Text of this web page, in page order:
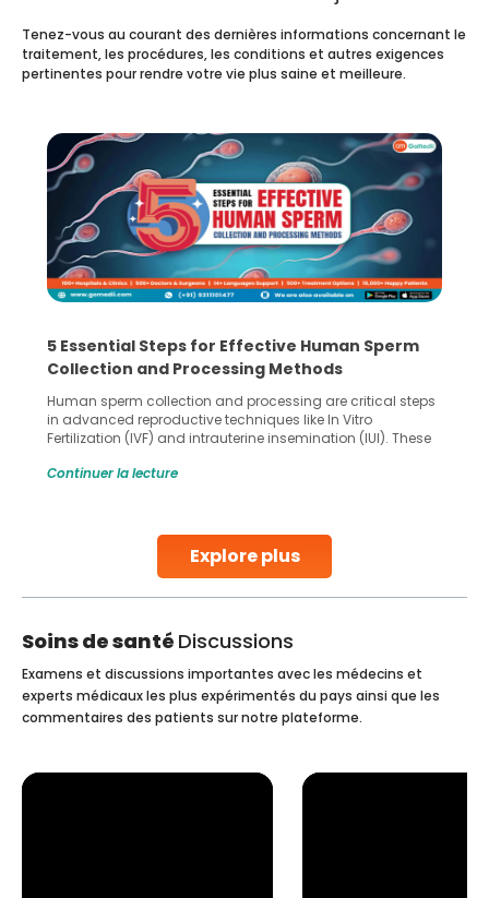
Explore plus
Tenez-vous au courant des dernières informations concernant le
traitement, les procédures, les conditions et autres exigences
pertinentes pour rendre votre vie plus saine et meilleure.
5 Essential Steps for Effective Human Sperm
Collection and Processing Methods
Human sperm collection and processing are critical steps
in advanced reproductive techniques like In Vitro
Fertilization (IVF) and intrauterine insemination (IUI). These
challenges and help couples achieve their dream of
collected, they process the
Continuer la lecture
Soins de santé Discussions
Examens et discussions importantes avec les médecins et
experts médicaux les plus expérimentés du pays ainsi que les
commentaires des patients sur notre plateforme.